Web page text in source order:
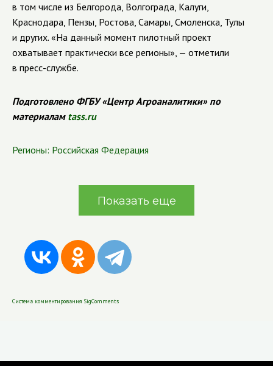
в том числе из Белгорода, Волгограда, Калуги,
Краснодара, Пензы, Ростова, Самары, Смоленска, Тулы
и других. «На данный момент пилотный проект
охватывает практически все регионы», — отметили
в пресс-службе.
Подготовлено ФГБУ «Центр Агроаналитики» по
материалам tass.ru
Регионы: Российская Федерация
Показать еще
Система комментирования SigComments